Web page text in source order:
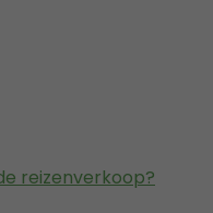
reizenverkoop?